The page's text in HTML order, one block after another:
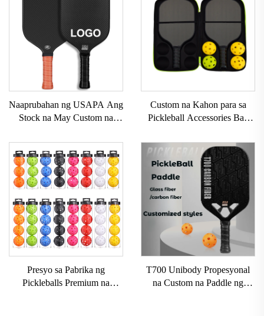
Naaprubahan ng USAPA Ang
Stock na May Custom na
na Pickleball Paddle na may
Carbon Surface T700 Raw na
Carbon Fiber na Pickleball
Paddles 2024
Custom na Kahon para sa
Pickleball Accessories Bag
Pickleball
Presyo sa Pabrika ng
Pickleballs Premium na
T700 Unibody Propesyonal
na Custom na Paddle ng